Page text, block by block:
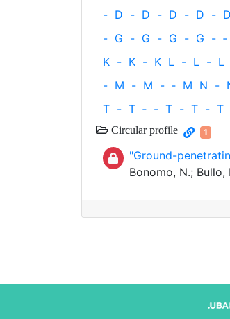
- D - D - D - D - D
- G - G - G - G - ‐
K - K - K L - L - L
- M - M - ‐ M N -
T - T ‐ - T - T - T
Circular profile 1
"Ground-
Bonomo, N.; Bullo,